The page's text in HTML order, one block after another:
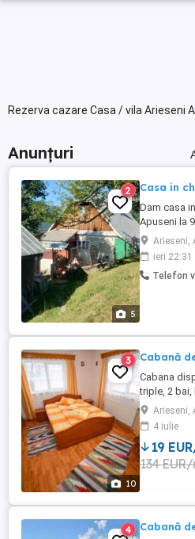
Rezerva cazare Casa / vila Arieseni
Anunțuri
5
2 Casa in
Dam casa
Apuseni la
Virtop,
varstinici,
intro zona
mult aer
Arieseni,
ieri 22:31
Telefon
10
3 Cabană
Cabana
triple, 2
grătar,Arieseni,
4 iulie
19
134
4 Cabană